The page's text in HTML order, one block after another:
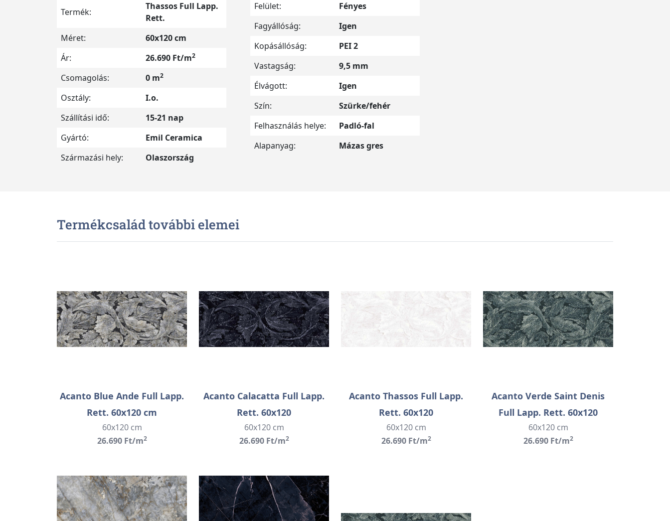
Termék:
Thassos Full Lapp.
Rett.
Méret:
60x120 cm
Ár:
26.690 Ft/m2
Csomagolás: 0 m2
Osztály:
I.o.
Szállítási idő:
15-21 nap
Gyártó:
Emil Ceramica
Származási hely:
Olaszország
Felület:
Fényes
Fagyállóság:
Igen
Kopásállóság:
PEI 2
Vastagság:
9,5 mm
Élvágott:
Igen
Szín:
Szürke/fehér
Felhasználás helye:
Padló-fal
Alapanyag:
Mázas gres
Termékcsalád további elemei
Acanto Blue Ande Full Lapp.
Rett. 60x120 cm
60x120 cm
26.690 Ft/m2
Acanto Calacatta Full Lapp.
Rett. 60x120
60x120 cm
26.690 Ft/m2
Acanto Thassos Full Lapp.
Rett. 60x120
60x120 cm
26.690 Ft/m2
Acanto Verde Saint Denis
Full Lapp. Rett. 60x120
60x120 cm
26.690 Ft/m2